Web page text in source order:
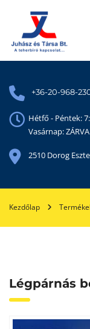
+36-20-968-
Hétfő - Péntek:
Vasárnap: ZÁRVA
2510 Dorog
Kezdőlap
Légpárnás